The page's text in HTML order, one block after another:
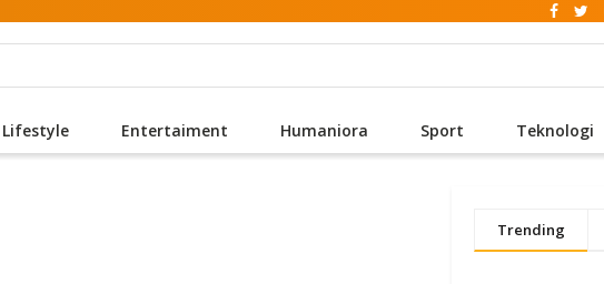
Lifestyle Entertaiment Humaniora Sport Teknologi
Trending